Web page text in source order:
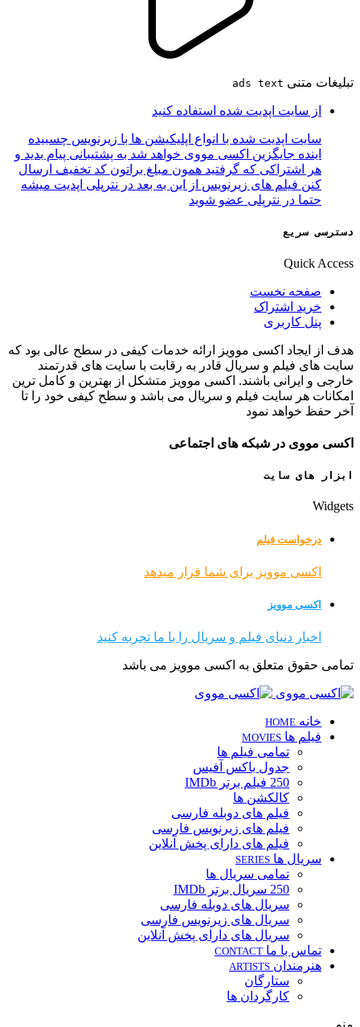
تبلیغات متنی ads text
از سایت اپدیت شده استفاده کنید
سایت اپدیت شده با انواع اپلیکیشن ها با زیرنویس چسبیده
اینده جایگزین اکسی مووی خواهد شد به پشتیبانی پیام بدید و
هر اشتراکی که گرفتید همون مبلغ براتون کد تخفیف ارسال
کنن فیلم های زیرنویس از این به بعد در نترپلی اپدیت میشه
حتما در نترپلی عضو شوید
دسترسی سریع
Quick Access
صفحه نخست
خرید اشتراک
پنل کاربری
هدف از ایجاد اکسی موویز ارائه خدمات کیفی در سطح عالی بود که
سایت های فیلم و سریال قادر به رقابت با سایت های قدرتمند
خارجی و ایرانی باشند. اکسی موویز متشکل از بهترین و کامل ترین
امکانات هر سایت فیلم و سریال می باشد و سطح کیفی خود را تا
آخر حفظ خواهد نمود
اکسی مووی در شبکه های اجتماعی
ابزار های سایت
Widgets
درخواست فیلم
اکسی موویز برای شما قرار میدهد
اکسی موویز
اخبار دنیای فیلم و سریال را با ما تجربه کنید
تمامی حقوق متعلق به اکسی موویز می باشد
خانه HOME
فیلم ها MOVIES
تمامی فیلم ها
جدول باکس آفیس
250 فیلم برتر IMDb
کالکشن ها
فیلم های دوبله فارسی
فیلم های زیرنویس فارسی
فیلم های دارای پخش آنلاین
سریال ها SERIES
تمامی سریال ها
250 سریال برتر IMDb
سریال های دوبله فارسی
سریال های زیرنویس فارسی
سریال های دارای پخش آنلاین
تماس با ما CONTACT
هنرمندان ARTISTS
ستارگان
کارگردان ها
منو